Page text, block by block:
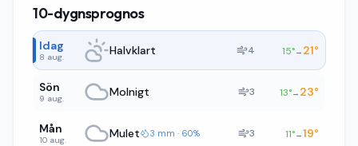
10-dygnsprognos
Idag
8 aug. Halvklart 4 15°→ 21°
Sön
9 aug. Molnigt 3 13°→ 23°
Mån
10 aug. Mulet 3 mm · 60% 3 11°→19°